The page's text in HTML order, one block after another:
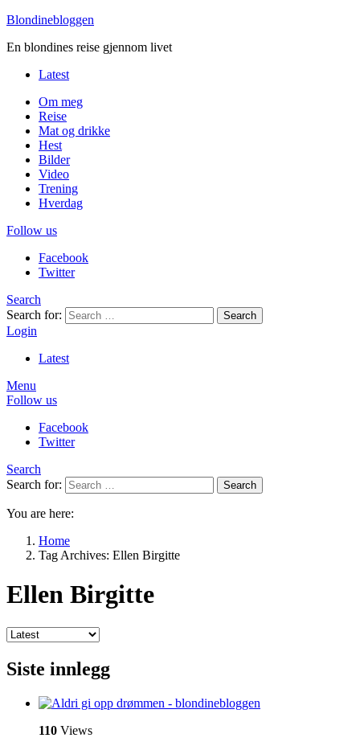
Blondinebloggen
En blondines reise gjennom livet
Latest
Om meg
Reise
Mat og drikke
Hest
Bilder
Video
Trening
Hverdag
Follow us
Facebook
Twitter
Search
Search for:
Search
Login
Latest
Menu
Follow us
Facebook
Twitter
Search
Search for:
Search
You are here:
Home
Tag Archives: Ellen Birgitte
Ellen Birgitte
Siste innlegg
110 Views